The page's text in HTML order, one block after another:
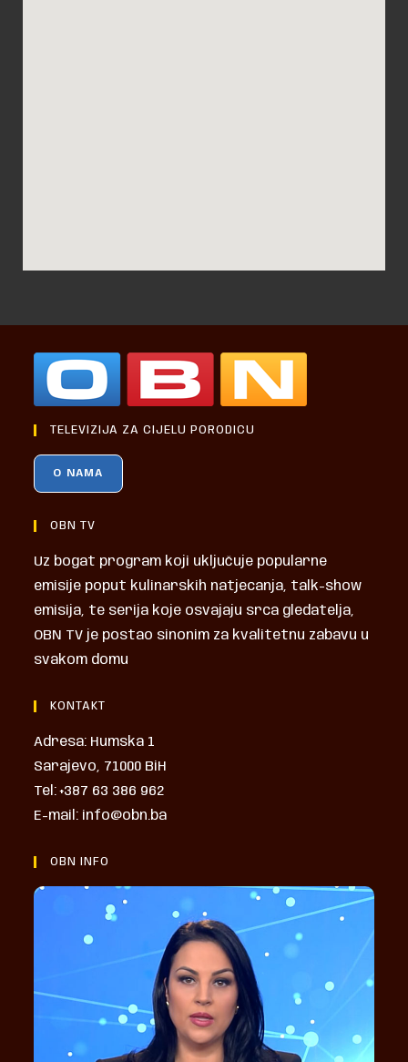
TELEVIZIJA ZA CIJELU PORODICU
O NAMA
OBN TV
Uz bogat program koji uključuje popularne
emisije poput kulinarskih natjecanja, talk-show
emisija, te serija koje osvajaju srca gledatelja,
OBN TV je postao sinonim za kvalitetnu zabavu u
svakom domu
KONTAKT
Adresa: Humska 1
Sarajevo, 71000 BiH
Tel: +387 63 386 962
E-mail: info@obn.ba
OBN INFO